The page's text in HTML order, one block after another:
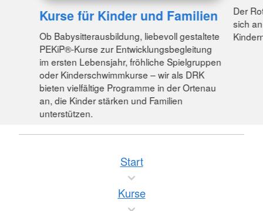
Kurse für Kinder und Familien
Ob Babysitterausbildung, liebevoll gestaltete
PEKiP®-Kurse zur Entwicklungsbegleitung
im ersten Lebensjahr, fröhliche Spielgruppen
oder Kinderschwimmkurse – wir als DRK
bieten vielfältige Programme in der Ortenau
an, die Kinder stärken und Familien
unterstützen.
Der
sich
Start
Kurse